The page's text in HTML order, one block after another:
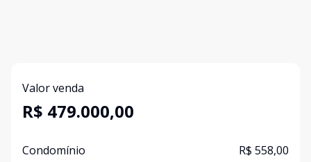
Valor venda
R$ 479.000,00
Condomínio R$ 558,00